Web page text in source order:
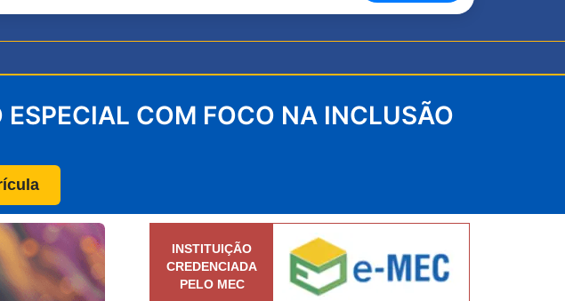
COM FOCO NA INCLUSÃO
INSTITUIÇÃO
CREDENCIADA
PELO MEC